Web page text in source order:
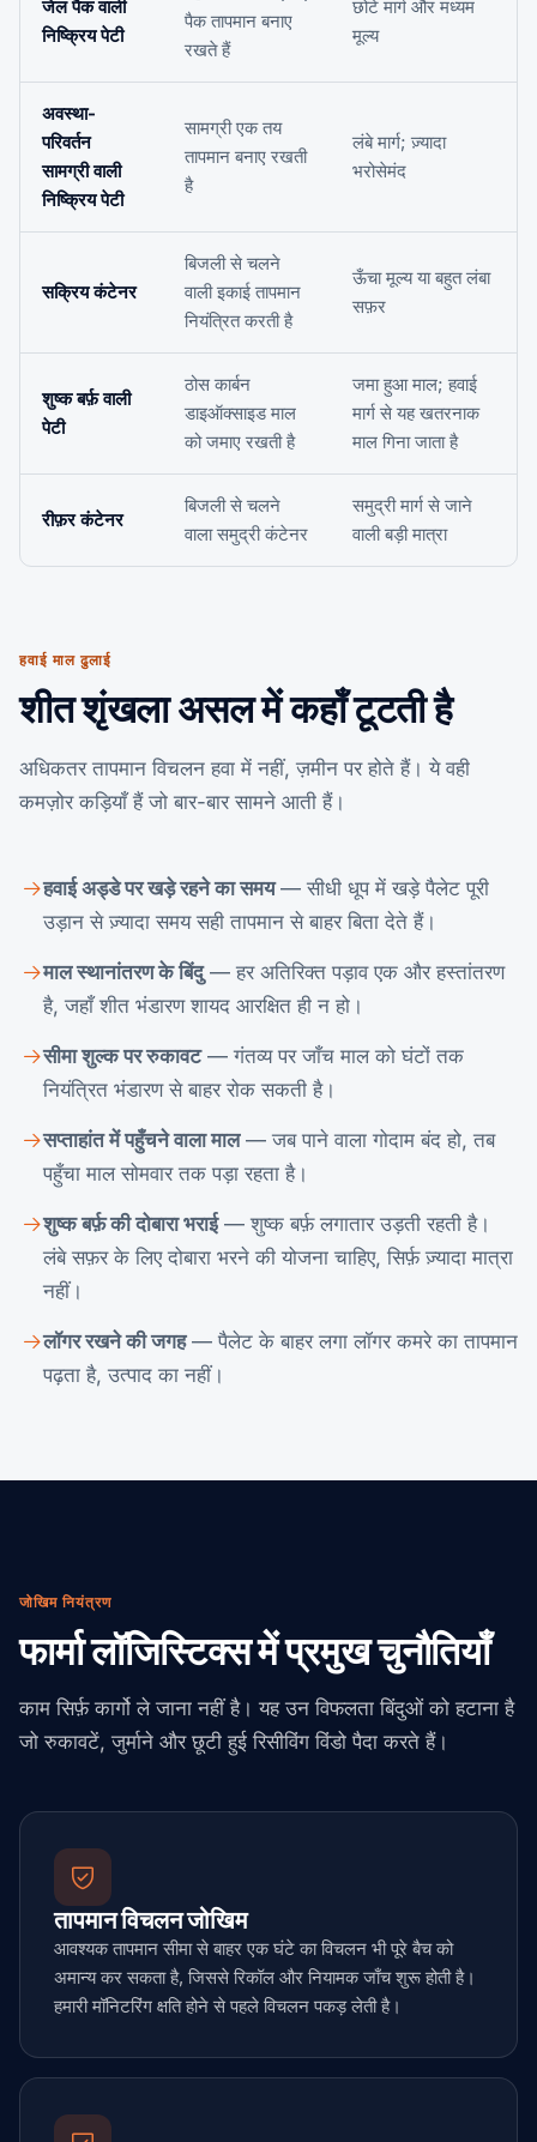
जेल पैक वाली
निष्क्रिय पेटी
पैक तापमान बनाए
रखते हैं
छोटे मार्ग और मध्यम
मूल्य
अवस्था-
परिवर्तन
सामग्री वाली
निष्क्रिय पेटी
सामग्री एक तय
तापमान बनाए रखती
है
लंबे मार्ग; ज़्यादा
भरोसेमंद
सक्रिय कंटेनर
बिजली से चलने
वाली इकाई तापमान
नियंत्रित करती है
ऊँचा मूल्य या बहुत लंबा
सफ़र
शुष्क बर्फ़ वाली
पेटी
ठोस कार्बन
डाइऑक्साइड माल
को जमाए रखती है
जमा हुआ माल; हवाई
मार्ग से यह खतरनाक
माल गिना जाता है
रीफ़र कंटेनर
बिजली से चलने
वाला समुद्री कंटेनर
समुद्री मार्ग से जाने
वाली बड़ी मात्रा
हवाई माल ढुलाई
शीत शृंखला असल में कहाँ टूटती है
अधिकतर तापमान विचलन हवा में नहीं, ज़मीन पर होते हैं। ये वही
कमज़ोर कड़ियाँ हैं जो बार-बार सामने आती हैं।
हवाई अड्डे पर खड़े रहने का समय— सीधी धूप में खड़े पैलेट पूरी
उड़ान से ज़्यादा समय सही तापमान से बाहर बिता देते हैं।
माल स्थानांतरण के बिंदु— हर अतिरिक्त पड़ाव एक और हस्तांतरण
है, जहाँ शीत भंडारण शायद आरक्षित ही न हो।
सीमा शुल्क पर रुकावट— गंतव्य पर जाँच माल को घंटों तक
नियंत्रित भंडारण से बाहर रोक सकती है।
सप्ताहांत में पहुँचने वाला माल— जब पाने वाला गोदाम बंद हो, तब
पहुँचा माल सोमवार तक पड़ा रहता है।
शुष्क बर्फ़ की दोबारा भराई— शुष्क बर्फ़ लगातार उड़ती रहती है।
लंबे सफ़र के लिए दोबारा भरने की योजना चाहिए, सिर्फ़ ज़्यादा मात्रा
नहीं।
लॉगर रखने की जगह— पैलेट के बाहर लगा लॉगर कमरे का तापमान
पढ़ता है, उत्पाद का नहीं।
जोखिम नियंत्रण
फार्मा लॉजिस्टिक्स में प्रमुख चुनौतियाँ
काम सिर्फ़ कार्गो ले जाना नहीं है। यह उन विफलता बिंदुओं को हटाना है
जो रुकावटें, जुर्माने और छूटी हुई रिसीविंग विंडो पैदा करते हैं।
तापमान विचलन जोखिम
आवश्यक तापमान सीमा से बाहर एक घंटे का विचलन भी पूरे बैच को
अमान्य कर सकता है, जिससे रिकॉल और नियामक जाँच शुरू होती है।
हमारी मॉनिटरिंग क्षति होने से पहले विचलन पकड़ लेती है।